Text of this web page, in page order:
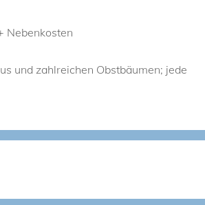
Nebenkosten
und zahlreichen Obstbäumen; jede